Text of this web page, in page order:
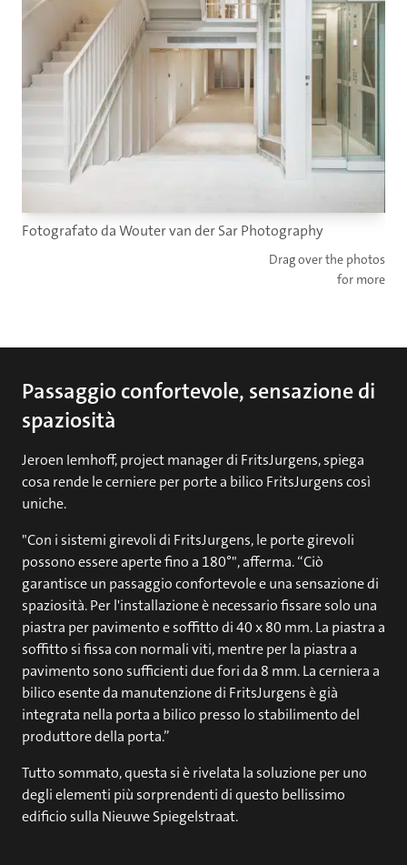
Fotografato da Wouter van der Sar Photography
Drag over the photos
for more
Passaggio confortevole, sensazione di
spaziosità
Jeroen Iemhoff, project manager di FritsJurgens, spiega
cosa rende le cerniere per porte a bilico FritsJurgens così
uniche.
"Con i sistemi girevoli di FritsJurgens, le porte girevoli
possono essere aperte fino a 180°", afferma. “Ciò
garantisce un passaggio confortevole e una sensazione di
spaziosità. Per l'installazione è necessario fissare solo una
piastra per pavimento e soffitto di 40 x 80 mm. La piastra a
soffitto si fissa con normali viti, mentre per la piastra a
pavimento sono sufficienti due fori da 8 mm. La cerniera a
bilico esente da manutenzione di FritsJurgens è già
integrata nella porta a bilico presso lo stabilimento del
produttore della porta.”
Tutto sommato, questa si è rivelata la soluzione per uno
degli elementi più sorprendenti di questo bellissimo
edificio sulla Nieuwe Spiegelstraat.